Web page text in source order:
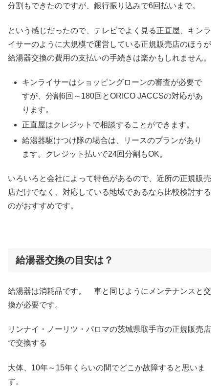
分割もできたのですが、銀行振り込みで6回払いまで。
という感じだったので、テレビでよく見る正直屋、キンラ
イサーのように大規模で運営している正規販売店のほうが
給湯器交換の費用の支払いの手続きは楽かもしれません。
キンライサーはショッピングローンの審査が必要で
すが、分割6回～180回とORICO JACCSの対応があ
ります。
正直屋はクレジットで相談することができます。
給湯器駆けつけ隊の場合は、リースのプランがあり
ます。クレジット払いで24回分割もOK。
いろいろと会社によって特色があるので、近所の正規販売
店だけでなく、対応している地域であるなら比較検討する
のがおすすめです。
給湯器交換の目安は？
給湯器は消耗品です。 車と同じようにメンテナンスと交
換が必要です。
リンナイ・ノーリツ・パロマの茨城県取手市の正規販売店
で交換する
大体、10年～15年くらいの間でどこか故障すると思いま
す。